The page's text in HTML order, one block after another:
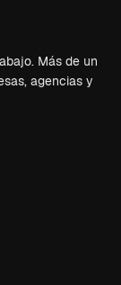
Más de un
agencias y